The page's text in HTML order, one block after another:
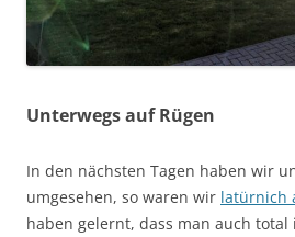
Unterwegs auf Rügen
In den nächsten Tagen haben wir
umgesehen, so waren wir latürnich
haben gelernt, dass man auch total